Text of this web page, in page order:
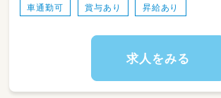
車通勤可 賞与あり 昇給あり
求人をみる